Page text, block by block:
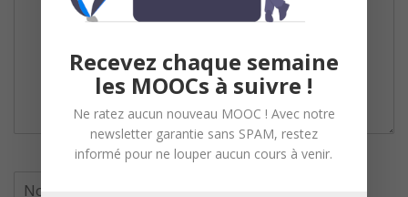
Recevez chaque semaine
les MOOCs à suivre !
Ne ratez aucun nouveau MOOC ! Avec notre
newsletter garantie sans SPAM, restez
informé pour ne louper aucun cours à venir.